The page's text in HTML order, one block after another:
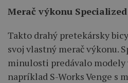
Merač výkonu
Takto drahý pretekársky
svoj vlastný merač výkonu.
minulosti predávalo modely
napríklad S-Works Venge s